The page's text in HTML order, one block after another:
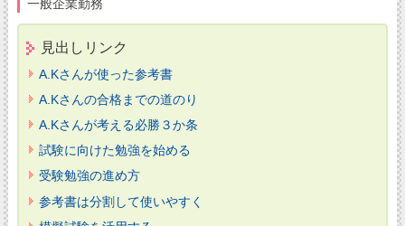
一般企業勤務
見出しリンク
A.Kさんが使った参考書
A.Kさんの合格までの道のり
A.Kさんが考える必勝３か条
試験に向けた勉強を始める
受験勉強の進め方
参考書は分割して使いやすく